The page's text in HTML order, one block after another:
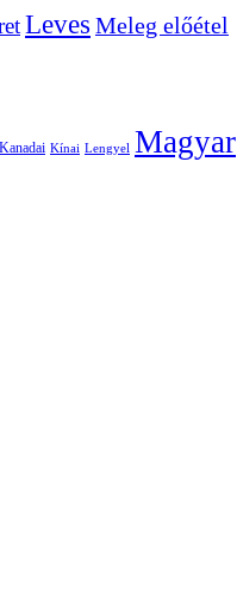
Leves Meleg előétel
Kanadai Kínai Lengyel Magyar